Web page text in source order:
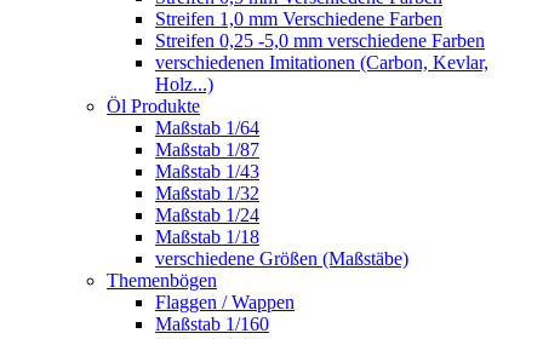
Streifen 1,0 mm Verschiedene Farben
Streifen 0,25 -5,0 mm verschiedene Farben
verschiedenen Imitationen (Carbon, Kevlar,
Holz...)
Öl Produkte
Maßstab 1/64
Maßstab 1/87
Maßstab 1/43
Maßstab 1/32
Maßstab 1/24
Maßstab 1/18
verschiedene Größen (Maßstäbe)
Themenbögen
Flaggen / Wappen
Maßstab 1/160